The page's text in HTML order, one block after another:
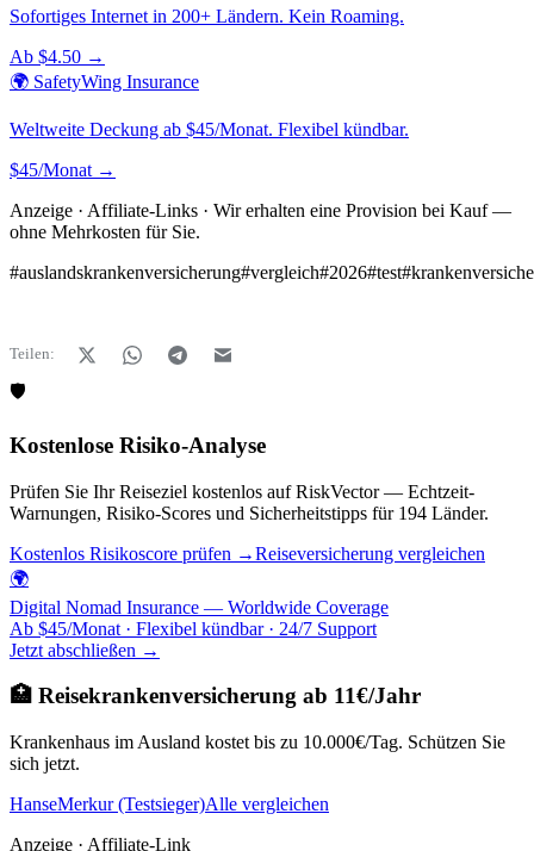
Sofortiges Internet in 200+ Ländern. Kein Roaming.
Ab $4.50 →
🌍 SafetyWing Insurance
Weltweite Deckung ab $45/Monat. Flexibel kündbar.
$45/Monat →
Anzeige · Affiliate-Links · Wir erhalten eine Provision bei Kauf —
ohne Mehrkosten für Sie.
#auslandskrankenversicherung#vergleich#2026#test#
Teilen:
🛡️
Kostenlose Risiko-Analyse
Prüfen Sie Ihr Reiseziel kostenlos auf RiskVector — Echtzeit-
Warnungen, Risiko-Scores und Sicherheitstipps für 194 Länder.
Kostenlos Risikoscore prüfen →Reiseversicherung vergleichen
🌍
Digital Nomad Insurance — Worldwide Coverage
Ab $45/Monat · Flexibel kündbar · 24/7 Support
Jetzt abschließen →
🏥 Reisekrankenversicherung ab 11€/Jahr
Krankenhaus im Ausland kostet bis zu 10.000€/Tag. Schützen Sie
sich jetzt.
HanseMerkur (Testsieger)Alle vergleichen
Anzeige · Affiliate-Link